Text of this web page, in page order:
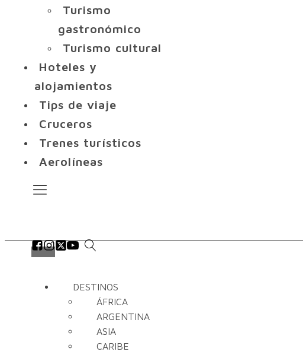
Turismo
gastronómico
Turismo cultural
Hoteles y
alojamientos
Tips de viaje
Cruceros
Trenes turísticos
Aerolíneas
DESTINOS
ÁFRICA
ARGENTINA
ASIA
CARIBE